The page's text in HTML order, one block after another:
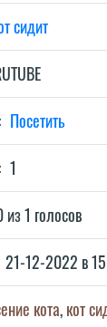
сидит
Посетить
1
из 1 голосов
21-12-2022 в
кота,кот